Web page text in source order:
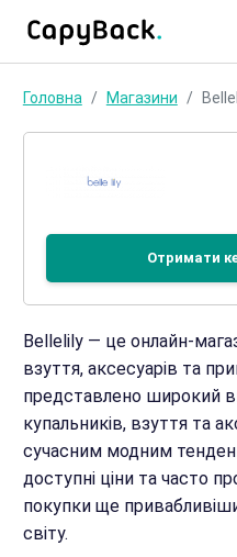
Головна Магазини
Отримати
Bellelily — це онлайн-
взуття, аксесуарів та
представлено широкий
купальників, взуття та
сучасним модним
доступні ціни та часто
покупки ще
світу.